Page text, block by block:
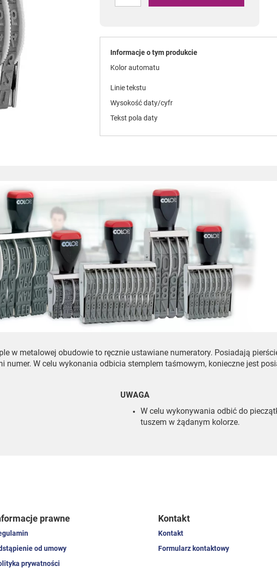
Informacje o tym produkcie
Kolor automatu
Linie tekstu
Wysokość daty/cyfr
Tekst pola daty
w metalowej obudowie to ręcznie ustawiane numeratory. Posiadają
numer. W celu wykonania odbicia stemplem taśmowym, konieczne jest
UWAGA
W celu wykonywania odbić do
tuszem w żądanym kolorze.
prawne
od umowy
prywatności
Kontakt
Kontakt
Formularz kontaktowy